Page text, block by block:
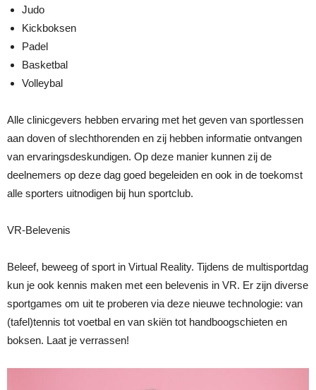
Judo
Kickboksen
Padel
Basketbal
Volleybal
Alle clinicgevers hebben ervaring met het geven van sportlessen
aan doven of slechthorenden en zij hebben informatie ontvangen
van ervaringsdeskundigen. Op deze manier kunnen zij de
deelnemers op deze dag goed begeleiden en ook in de toekomst
alle sporters uitnodigen bij hun sportclub.
VR-Belevenis
Beleef, beweeg of sport in Virtual Reality. Tijdens de multisportdag
kun je ook kennis maken met een belevenis in VR. Er zijn diverse
sportgames om uit te proberen via deze nieuwe technologie: van
(tafel)tennis tot voetbal en van skiën tot handboogschieten en
boksen. Laat je verrassen!